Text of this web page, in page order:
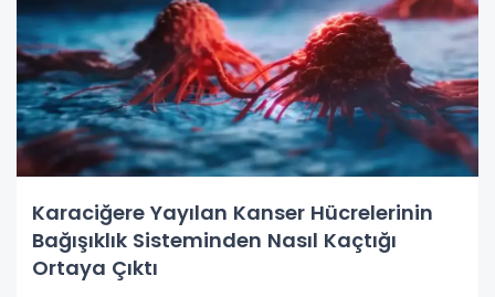
Karaciğere Yayılan Kanser Hücrelerinin
Bağışıklık Sisteminden Nasıl Kaçtığı
Ortaya Çıktı